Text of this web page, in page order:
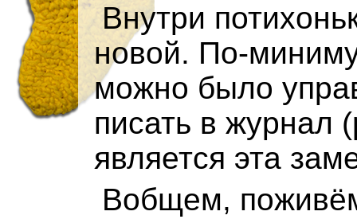
Внутри
новой. По-
можно было
писать в журнал
является эта
Вобщем,